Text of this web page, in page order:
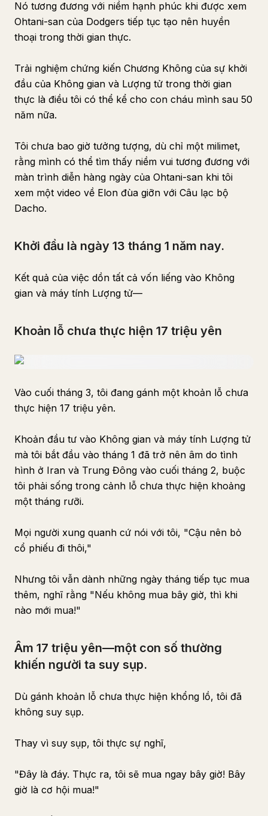
Nó tương đương với niềm hạnh phúc khi được xem
Ohtani-san của Dodgers tiếp tục tạo nên huyền
thoại trong thời gian thực.
Trải nghiệm chứng kiến Chương Không của sự khởi
đầu của Không gian và Lượng tử trong thời gian
thực là điều tôi có thể kể cho con cháu mình sau 50
năm nữa.
Tôi chưa bao giờ tưởng tượng, dù chỉ một milimet,
rằng mình có thể tìm thấy niềm vui tương đương với
màn trình diễn hàng ngày của Ohtani-san khi tôi
xem một video về Elon đùa giỡn với Câu lạc bộ
Dacho.
Khởi đầu là ngày 13 tháng 1 năm nay.
Kết quả của việc dồn tất cả vốn liếng vào Không
gian và máy tính Lượng tử—
Khoản lỗ chưa thực hiện 17 triệu yên
Vào cuối tháng 3, tôi đang gánh một khoản lỗ chưa
thực hiện 17 triệu yên.
Khoản đầu tư vào Không gian và máy tính Lượng tử
mà tôi bắt đầu vào tháng 1 đã trở nên âm do tình
hình ở Iran và Trung Đông vào cuối tháng 2, buộc
tôi phải sống trong cảnh lỗ chưa thực hiện khoảng
một tháng rưỡi.
Mọi người xung quanh cứ nói với tôi, "Cậu nên bỏ
cổ phiếu đi thôi,"
Nhưng tôi vẫn dành những ngày tháng tiếp tục mua
thêm, nghĩ rằng "Nếu không mua bây giờ, thì khi
nào mới mua!"
Âm 17 triệu yên—một con số thường
khiến người ta suy sụp.
Dù gánh khoản lỗ chưa thực hiện khổng lồ, tôi đã
không suy sụp.
Thay vì suy sụp, tôi thực sự nghĩ,
"Đây là đáy. Thực ra, tôi sẽ mua ngay bây giờ! Bây
giờ là cơ hội mua!"